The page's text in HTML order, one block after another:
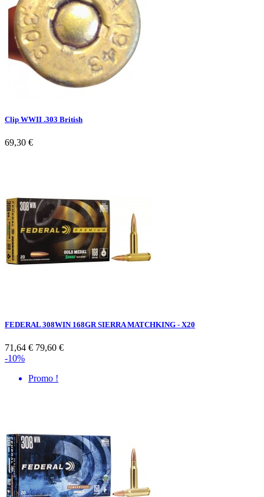
Clip WWII .303 British
69,30 €
FEDERAL 308WIN 168GR SIERRA MATCHKING - X20
71,64 € 79,60 €
-10%
Promo !